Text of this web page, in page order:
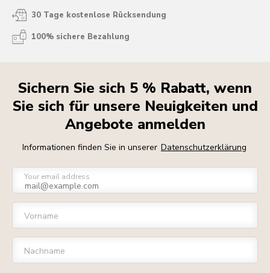
30 Tage kostenlose Rücksendung
100% sichere Bezahlung
Sichern Sie sich 5 % Rabatt, wenn
Sie sich für unsere Neuigkeiten und
Angebote anmelden
Informationen finden Sie in unserer Datenschutzerklärung
Your email address
Vorname
Nachname